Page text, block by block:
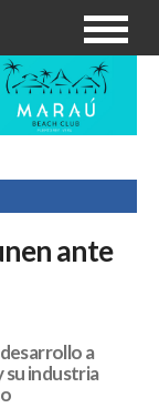
ante
a
su industria